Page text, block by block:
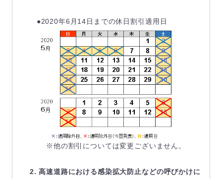
●2020年6月14日までの休日割引適用日
※他の割引については変更ございません。
2. 高速道路における感染拡大防止などの呼びかけに